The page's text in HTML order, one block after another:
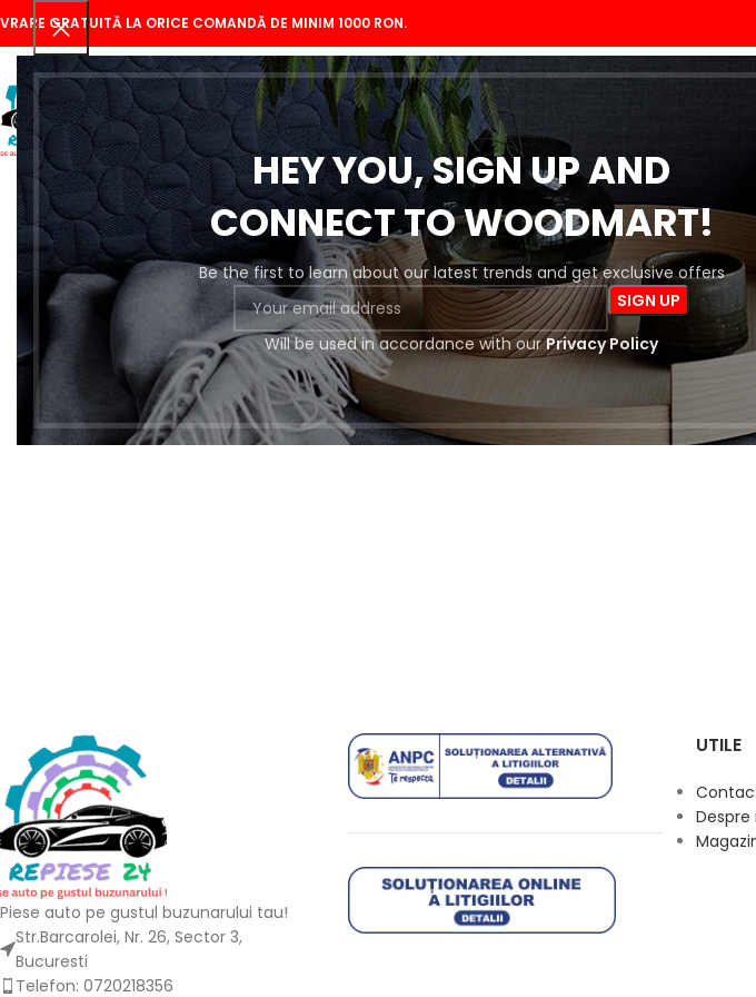
HEY YOU, SIGN UP AND
CONNECT TO WOODMART!
Be the first to learn about our latest trends and get exclusive offers
Will be used in accordance with ourPrivacy Policy
GRATUITĂ LA ORICE COMANDĂ DE MINIM 1000 RON.
Se întrevăd
Pregătirea este importantă! Magazinul
Piese auto pe gustul buzunarului tau!
Str.Barcarolei, Nr. 26, Sector 3,
Bucuresti
Telefon: 0720218356
UTILE
Despre